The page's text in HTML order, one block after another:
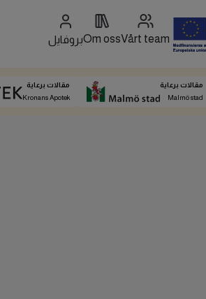
Vårt team
Om ossبروفايل
مقالات برعاية
Malmö stad
مقالات برعاية
Kronans Apotek